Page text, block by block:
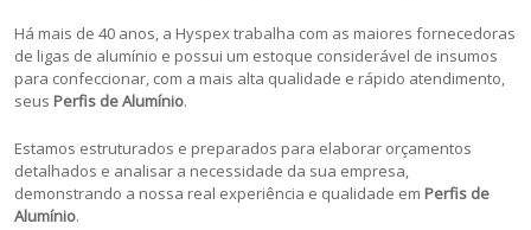
Há mais de 40 anos, a Hyspex trabalha com as maiores fornecedoras
de ligas de alumínio e possui um estoque considerável de insumos
para confeccionar, com a mais alta qualidade e rápido atendimento,
seus Perfis de Alumínio.
Estamos estruturados e preparados para elaborar orçamentos
detalhados e analisar a necessidade da sua empresa,
demonstrando a nossa real experiência e qualidade em Perfis de
Alumínio.